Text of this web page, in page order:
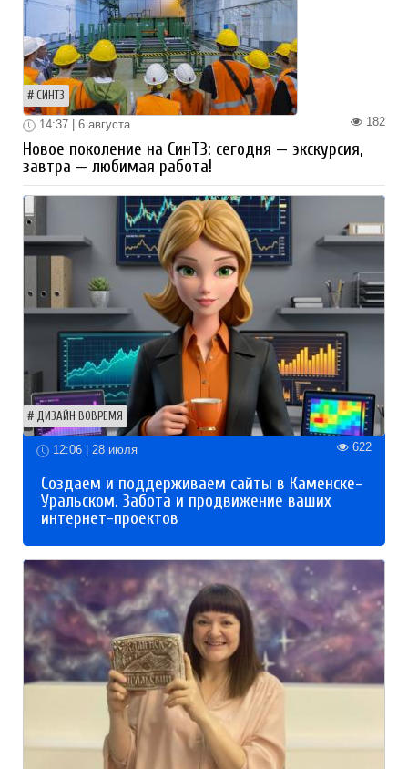
СИНТЗ
182
14:37 | 6 августа
Новое поколение на СинТЗ: сегодня — экскурсия,
завтра — любимая работа!
ДИЗАЙН ВОВРЕМЯ
12:06 | 28 июля 622
Создаем и поддерживаем сайты в Каменске-
Уральском. Забота и продвижение ваших
интернет-проектов